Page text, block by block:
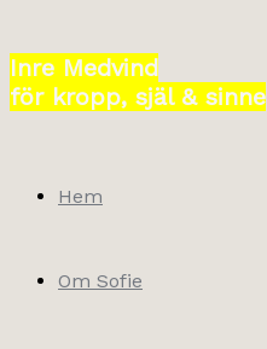
till
innehåll
Inre Medvind
för kropp, själ & sinne
Hem
Om Sofie